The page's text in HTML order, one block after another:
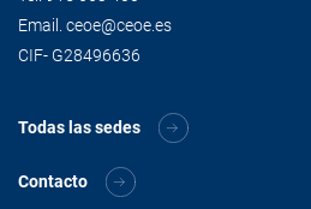
Email. ceoe@ceoe.es
CIF- G28496636
Todas las sedes
Contacto